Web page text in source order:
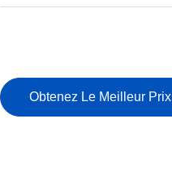
Obtenez Le Meilleur Prix